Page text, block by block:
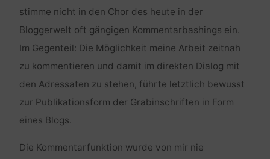
stimme nicht in den Chor des heute in der
Bloggerwelt oft gängigen Kommentarbashings ein.
Im Gegenteil: Die Möglichkeit meine Arbeit zeitnah
zu kommentieren und damit im direkten Dialog mit
den Adressaten zu stehen, führte letztlich bewusst
zur Publikationsform der Grabinschriften in Form
eines Blogs.
Die Kommentarfunktion wurde von mir nie